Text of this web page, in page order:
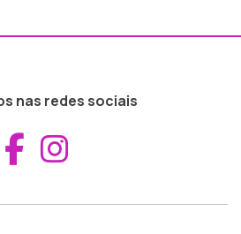
nas redes sociais
Aceder ao